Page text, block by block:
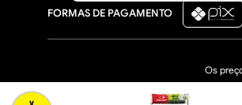
FORMAS DE PAGAMENTO
Os